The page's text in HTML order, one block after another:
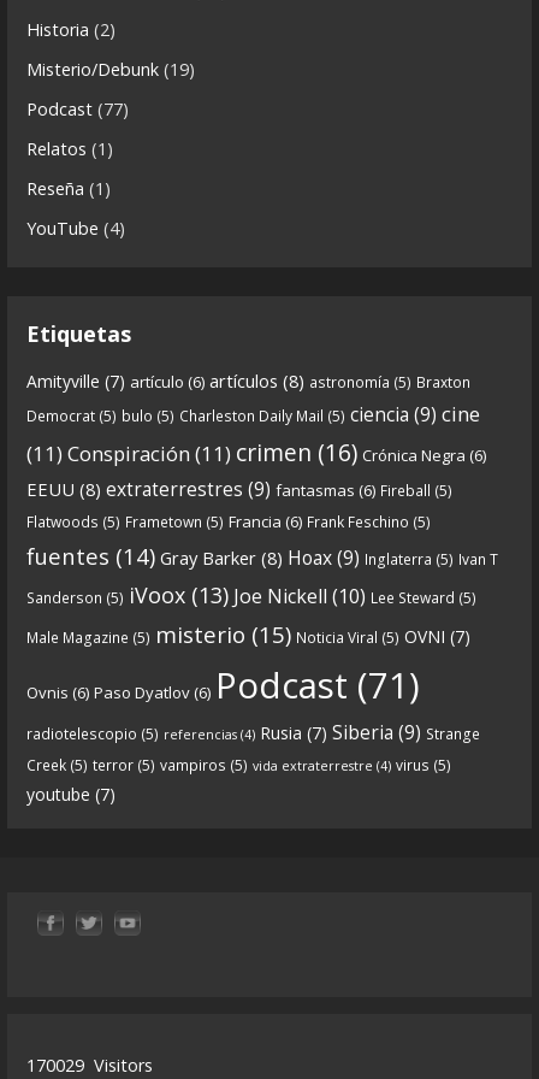
https://www.ivoox.com/cdn-6x06-8211-qanon-
parte-2-la-forja-audios-mp3_rf_67540152_1.html
Continuamos el especial Qanon con esta segunda
6 0 View on facebook
Crónicas de Nantucket
Descargar
https://www.ivoox.com/cdn-6x05-8211-qanon-
parte-1-origenes-audios-mp3_rf_67157433_1.html
Tras una exhaustiva investigación en los orígenes
y desarrollo de Qanon, la madre de todas las
more
a
s
Historia (2)
Misterio/Debunk (19)
Podcast (77)
Relatos (1)
Reseña (1)
YouTube (4)
Etiquetas
Amityville (7) artículo (6) artículos (8) astronomía (5) Braxton
Democrat (5) bulo (5) Charleston Daily Mail (5) ciencia (9) cine
(11) Conspiración (11) crimen (16) Crónica Negra (6)
EEUU (8) extraterrestres (9) fantasmas (6) Fireball (5)
Flatwoods (5) Frametown (5) Francia (6) Frank Feschino (5)
fuentes (14) Gray Barker (8) Hoax(9) Inglaterra (5) Ivan T
Sanderson (5) iVoox (13) Joe Nickell (10) Lee Steward (5)
Male Magazine (5) misterio (15) Noticia Viral (5) OVNI (7)
Ovnis (6) Paso Dyatlov (6) Podcast (71)
radiotelescopio (5) referencias (4) Rusia (7) Siberia (9) Strange
Creek (5) terror (5) vampiros (5) vida extraterrestre (4) virus (5)
youtube (7)
170029 Visitors